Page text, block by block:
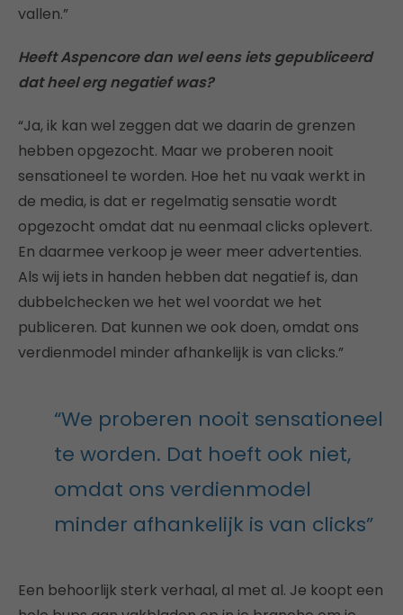
vallen.”
Heeft Aspencore dan wel eens iets gepubliceerd
dat heel erg negatief was?
“Ja, ik kan wel zeggen dat we daarin de grenzen
hebben opgezocht. Maar we proberen nooit
sensationeel te worden. Hoe het nu vaak werkt in
de media, is dat er regelmatig sensatie wordt
opgezocht omdat dat nu eenmaal clicks oplevert.
En daarmee verkoop je weer meer advertenties.
Als wij iets in handen hebben dat negatief is, dan
dubbelchecken we het wel voordat we het
publiceren. Dat kunnen we ook doen, omdat ons
verdienmodel minder afhankelijk is van clicks.”
“We proberen nooit sensationeel
te worden. Dat hoeft ook niet,
omdat ons verdienmodel
minder afhankelijk is van clicks”
Een behoorlijk sterk verhaal, al met al. Je koopt een